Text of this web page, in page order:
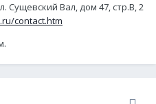
Сущевский Вал, дом 47, стр.В, 2
contact.htm